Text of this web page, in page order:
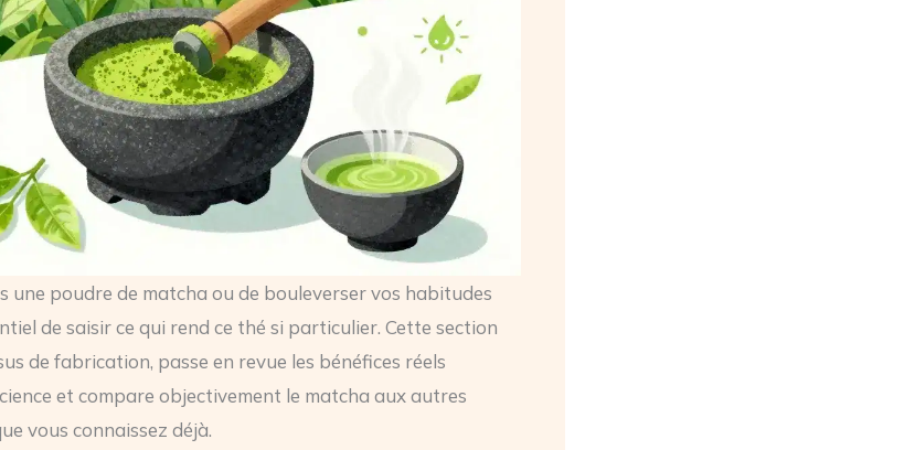
une poudre de matcha ou de bouleverser vos habitudes
de saisir ce qui rend ce thé si particulier. Cette section
de fabrication, passe en revue les bénéfices réels
et compare objectivement le matcha aux autres
vous connaissez déjà.